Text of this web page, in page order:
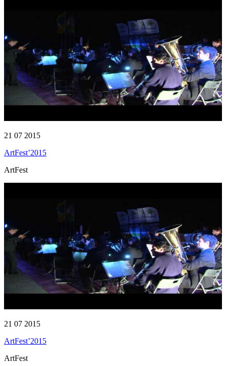
21 07 2015
ArtFest’2015
ArtFest
21 07 2015
ArtFest’2015
ArtFest